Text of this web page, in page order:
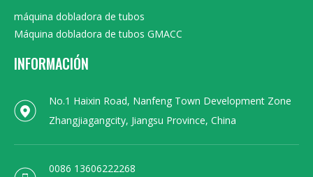
máquina dobladora de tubos
Máquina dobladora de tubos GMACC
INFORMACIÓN
No.1 Haixin Road, Nanfeng Town Development Zone
Zhangjiagangcity, Jiangsu Province, China
0086 13606222268